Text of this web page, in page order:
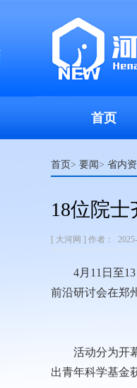
首页
首页> 要闻> 省内
18位院
[ 大河网 ] 作者：
4月11日至
前沿研讨会在郑
活动分为开
出青年科学基金